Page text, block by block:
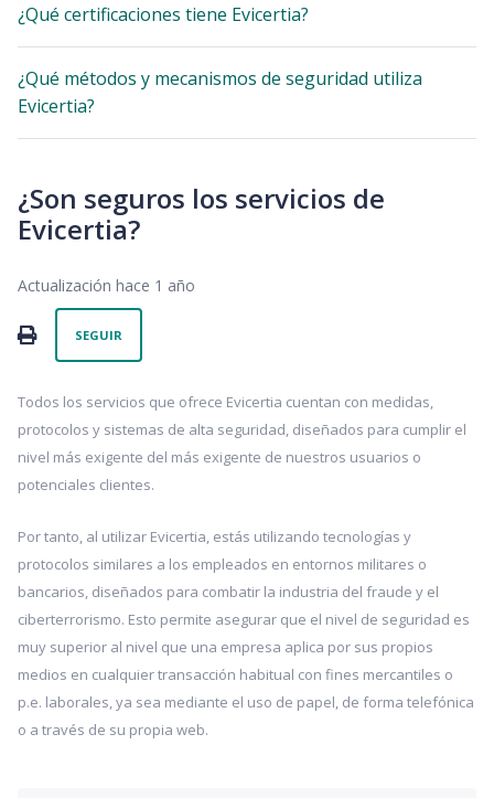
¿Qué certificaciones tiene Evicertia?
¿Qué métodos y mecanismos de seguridad utiliza
Evicertia?
¿Son seguros los servicios de
Evicertia?
Actualización hace 1 año
PRINTSEGUIR
Todos los servicios que ofrece Evicertia cuentan con medidas,
protocolos y sistemas de alta seguridad, diseñados para cumplir el
nivel más exigente del más exigente de nuestros usuarios o
potenciales clientes.
Por tanto, al utilizar Evicertia, estás utilizando tecnologías y
protocolos similares a los empleados en entornos militares o
bancarios, diseñados para combatir la industria del fraude y el
ciberterrorismo. Esto permite asegurar que el nivel de seguridad es
muy superior al nivel que una empresa aplica por sus propios
medios en cualquier transacción habitual con fines mercantiles o
p.e. laborales, ya sea mediante el uso de papel, de forma telefónica
o a través de su propia web.